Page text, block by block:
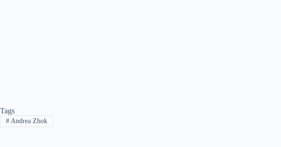
Tags
#Andrea Zhok